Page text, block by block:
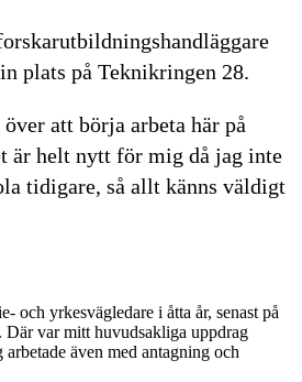
plats på Teknikringen 28.
att börja arbeta här på
är helt nytt för mig då jag inte
tidigare, så allt känns väldigt
och yrkesvägledare i åtta år, senast på
var mitt huvudsakliga uppdrag
även med antagning och